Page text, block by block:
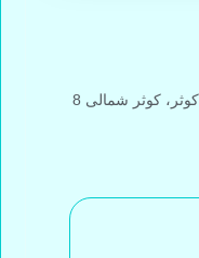
کوثر شمالی 8